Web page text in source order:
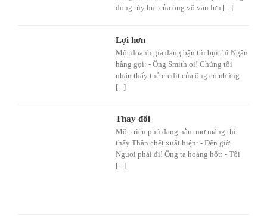
dòng tùy bút của ông vô vàn lưu [...]
Lợi hơn
Một doanh gia đang bận túi bụi thì Ngân
hàng gọi: - Ông Smith ơi! Chúng tôi
nhận thấy thẻ credit của ông có những
[...]
Thay đổi
Một triệu phú đang nằm mơ màng thì
thấy Thần chết xuất hiện: - Đến giờ
Ngươi phải đi! Ông ta hoảng hốt: - Tôi
[...]